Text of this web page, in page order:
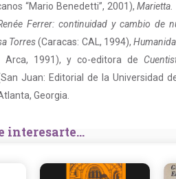
“Mario Benedetti”, 2001),Marietta.
Ferrer: continuidad y cambio de
Torres(Caracas: CAL, 1994),
Arca, 1991), y co-editora de
Juan: Editorial de la Universidad
Georgia.
interesarte...